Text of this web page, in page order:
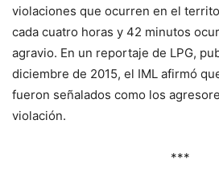
violaciones que ocurren en el
cada cuatro horas y 42 minutos
agravio. En un reportaje de LPG,
diciembre de 2015, el IML afirmó
fueron señalados como los
violación.
***